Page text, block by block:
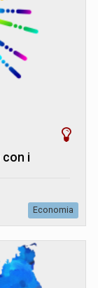
con i
Economia